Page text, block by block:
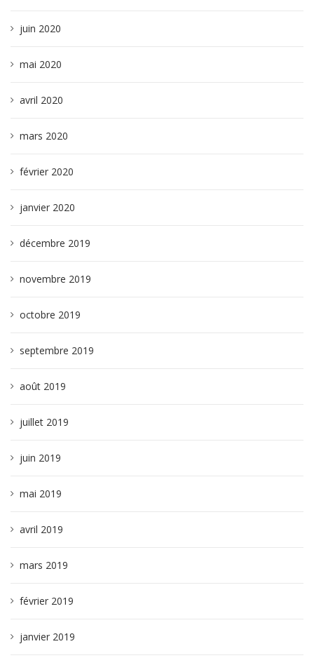
juin 2020
mai 2020
avril 2020
mars 2020
février 2020
janvier 2020
décembre 2019
novembre 2019
octobre 2019
septembre 2019
août 2019
juillet 2019
juin 2019
mai 2019
avril 2019
mars 2019
février 2019
janvier 2019